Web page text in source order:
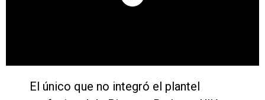
El único que no integró el plantel